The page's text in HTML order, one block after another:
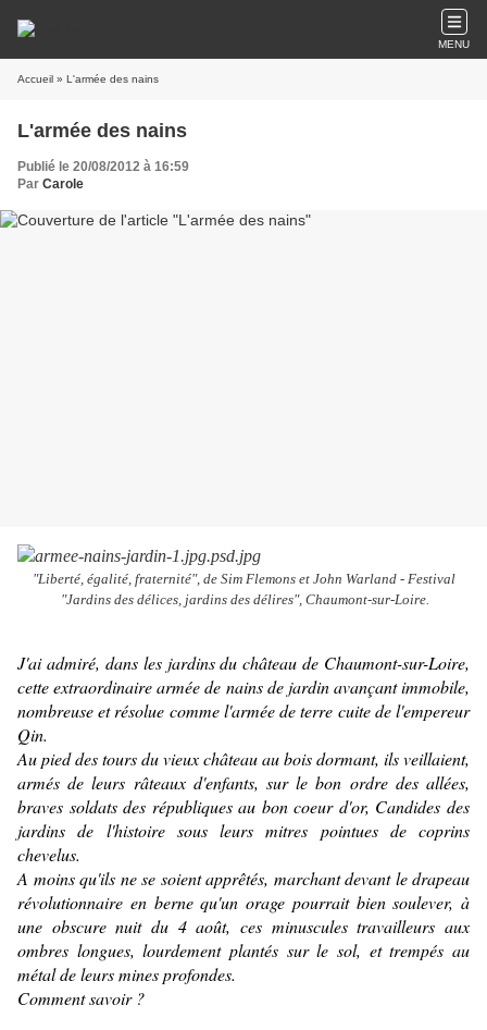
MENU
Accueil » L'armée des nains
L'armée des nains
Publié le 20/08/2012 à 16:59
Par Carole
"Liberté, égalité, fraternité", de Sim Flemons et John Warland - Festival
"Jardins des délices, jardins des délires", Chaumont-sur-Loire.
J'ai admiré, dans les jardins du château de Chaumont-sur-Loire,
cette extraordinaire armée de nains de jardin avançant immobile,
nombreuse et résolue comme l'armée de terre cuite de l'empereur
Qin.
Au pied des tours du vieux château au bois dormant, ils veillaient,
armés de leurs râteaux d'enfants, sur le bon ordre des allées,
braves soldats des républiques au bon coeur d'or, Candides des
jardins de l'histoire sous leurs mitres pointues de coprins
chevelus.
A moins qu'ils ne se soient apprêtés, marchant devant le drapeau
révolutionnaire en berne qu'un orage pourrait bien soulever, à
une obscure nuit du 4 août, ces minuscules travailleurs aux
ombres longues, lourdement plantés sur le sol, et trempés au
métal de leurs mines profondes.
Comment savoir ?